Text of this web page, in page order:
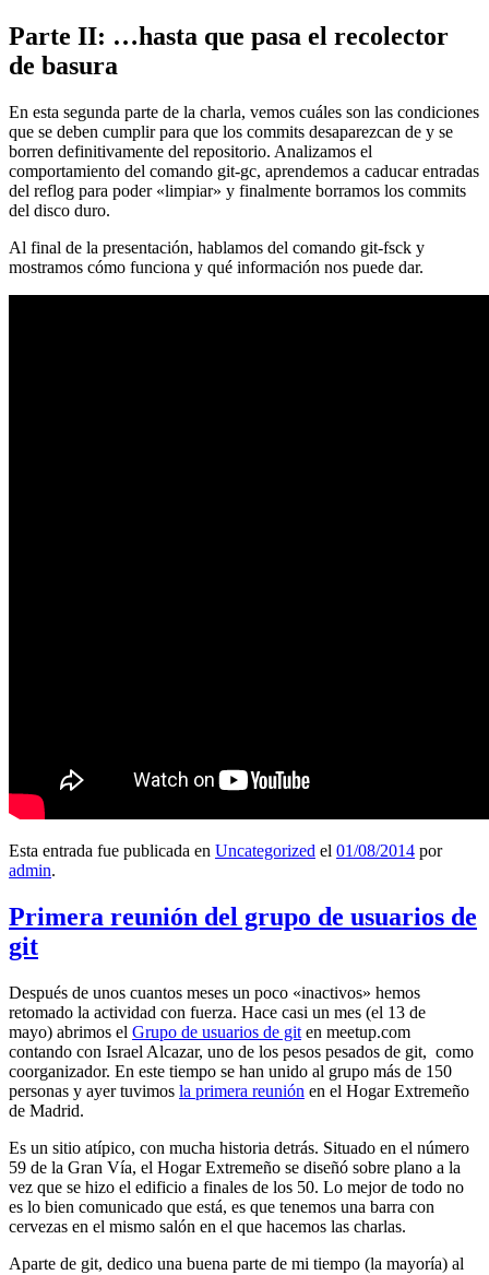
Parte II: …hasta que pasa el recolector
de basura
En esta segunda parte de la charla, vemos cuáles son las condiciones
que se deben cumplir para que los commits desaparezcan de y se
borren definitivamente del repositorio. Analizamos el
comportamiento del comando git-gc, aprendemos a caducar entradas
del reflog para poder «limpiar» y finalmente borramos los commits
del disco duro.
Al final de la presentación, hablamos del comando git-fsck y
mostramos cómo funciona y qué información nos puede dar.
Esta entrada fue publicada en Uncategorized el 01/08/2014 por
admin.
Primera reunión del grupo de usuarios de
git
Después de unos cuantos meses un poco «inactivos» hemos
retomado la actividad con fuerza. Hace casi un mes (el 13 de
mayo) abrimos el Grupo de usuarios de git en meetup.com
contando con Israel Alcazar, uno de los pesos pesados de git, como
coorganizador. En este tiempo se han unido al grupo más de 150
personas y ayer tuvimos la primera reunión en el Hogar Extremeño
de Madrid.
Es un sitio atípico, con mucha historia detrás. Situado en el número
59 de la Gran Vía, el Hogar Extremeño se diseñó sobre plano a la
vez que se hizo el edificio a finales de los 50. Lo mejor de todo no
es lo bien comunicado que está, es que tenemos una barra con
cervezas en el mismo salón en el que hacemos las charlas.
Aparte de git, dedico una buena parte de mi tiempo (la mayoría) al